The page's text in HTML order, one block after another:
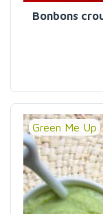
Bonbons
Green Me Up